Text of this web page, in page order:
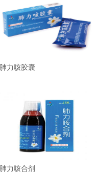
肺力咳胶囊
肺力咳合剂